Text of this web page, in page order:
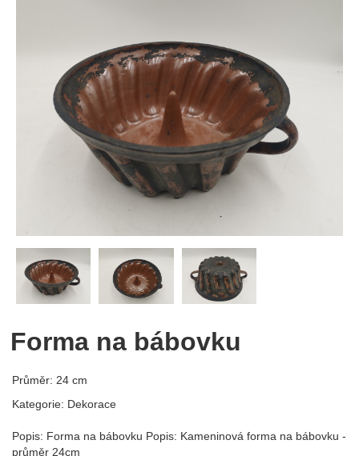
Forma na bábovku
Průměr: 24 cm
Kategorie: Dekorace
Popis: Forma na bábovku Popis: Kameninová forma na bábovku -
průměr 24cm